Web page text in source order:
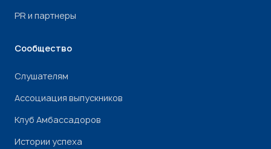
PR и партнеры
Сообщество
Слушателям
Ассоциация выпускников
Клуб Амбассадоров
Истории успеха